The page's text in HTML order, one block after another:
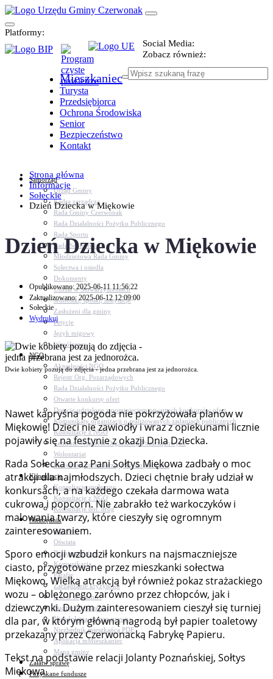
Platformy:
Social Media:
Zobacz również:
Mieszkaniec
Turysta
Przedsiębiorca
Ochrona Środowiska
Senior
Bezpieczeństwo
Kontakt
Samorząd
Urząd Gminy
Kadra zarządcza
Rada Gminy Czerwonak
Rada Działalności Pożytku Publicznego
Rada Sportu
Rada Seniorów
Młodzieżowa Rada Gminy
Sołectwa i osiedla
Dokumenty
Udział w Stowarzyszeniach
Jednostki, spółki, instytucje
Zasłużeni dla gminy
Petycje
Język migowy
Współpraca
NGO
Aktualności NGO
Rejestr Org. Pozarządowych
Rada Działalności Pożytku Publicznego
Otwarte konkursy ofert
Dotacje udzielone z pominięciem otwartych konkursów ofert
Komunikaty organizacji o realizowanych zadaniach publicznych
Konsultacje z NGO
Centrum Wsparcia Organizacji Pozarządowych
Wolontariat
Procedury, formularze, pliki do pobrania
Konsultacje
Konsultacje społeczne
Konsultacje z NGO
Konsultacje dot. dróg
Niezbędnik
Zdrowie
Oświata
Bezpieczeństwo
Komunikacja
Parafie
Zarządzanie kryzysowe
C.ześć w gminie!
Budżet obywatelski
Nieodpłatna pomoc prawna
Niezbędnik mieszkańca PDF
Aplikacja mMieszkaniec
Mapa gminy
Załatw sprawę
Pozyskane fundusze
Strona główna
Informacje
Sołeckie
Dzień Dziecka w Miękowie
Dzień Dziecka w Miękowie
Opublikowano: 2025-06-11 11:56:22
Zaktualizowano: 2025-06-12 12:09:00
Sołeckie
Wydrukuj
Dwie kobiety pozują do zdjęcia - jedna przebrana jest za jednorożca.
Nawet kapryśna pogoda nie pokrzyżowała planów w
Miękowie! Dzieci nie zawiodły i wraz z opiekunami licznie
pojawiły się na festynie z okazji Dnia Dziecka.
Rada Sołecka oraz Pani Sołtys Miękowa zadbały o moc
atrakcji dla najmłodszych. Dzieci chętnie brały udział w
konkursach, a na każdego czekała darmowa wata
cukrowa i popcorn. Nie zabrakło też warkoczyków i
malowania twarzy, które cieszyły się ogromnym
zainteresowaniem.
Sporo emocji wzbudził konkurs na najsmaczniejsze
ciasto, przygotowane przez mieszkanki sołectwa
Miękowo. Wielką atrakcją był również pokaz strażackiego
wozu – oblężonego zarówno przez chłopców, jak i
dziewczynki. Dużym zainteresowaniem cieszył się turniej
dla par, w którym główną nagrodą był papier toaletowy
przekazany przez Czerwonacką Fabrykę Papieru.
Tekst na podstawie relacji Jolanty Poznańskiej, Sołtys
Miękowa